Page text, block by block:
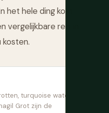
hele ding kost
reis in
kosten.
turquoise water.
Grot zijn de